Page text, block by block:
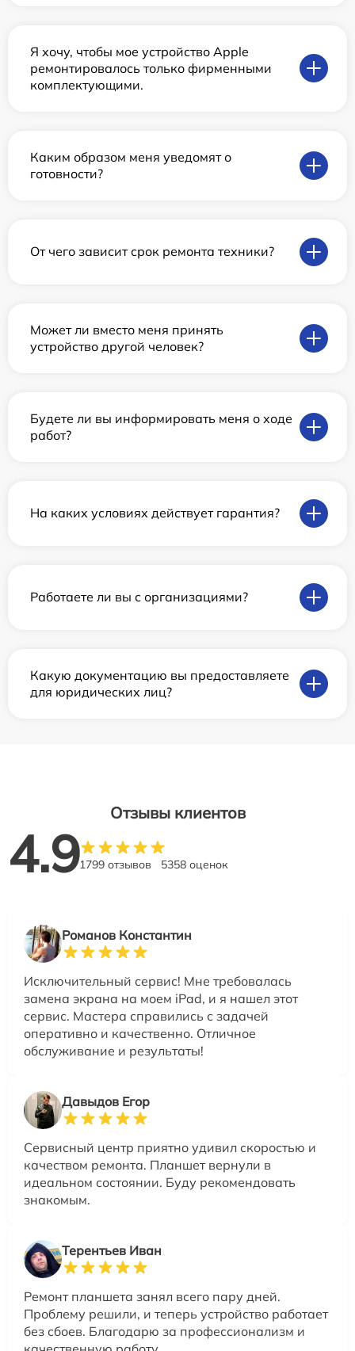
Я хочу, чтобы мое устройство Apple
ремонтировалось только фирменными
комплектующими.
Каким образом меня уведомят о
готовности?
От чего зависит срок ремонта техники?
Может ли вместо меня принять
устройство другой человек?
Будете ли вы информировать меня о ходе
работ?
На каких условиях действует гарантия?
Работаете ли вы с организациями?
Какую документацию вы предоставляете
для юридических лиц?
Отзывы клиентов
4.91799 отзывов 5358 оценок
Романов Константин
Исключительный сервис! Мне требовалась
замена экрана на моем iPad, и я нашел этот
сервис. Мастера справились с задачей
оперативно и качественно. Отличное
обслуживание и результаты!
Давыдов Егор
Сервисный центр приятно удивил скоростью и
качеством ремонта. Планшет вернули в
идеальном состоянии. Буду рекомендовать
знакомым.
Терентьев Иван
Ремонт планшета занял всего пару дней.
Проблему решили, и теперь устройство работает
без сбоев. Благодарю за профессионализм и